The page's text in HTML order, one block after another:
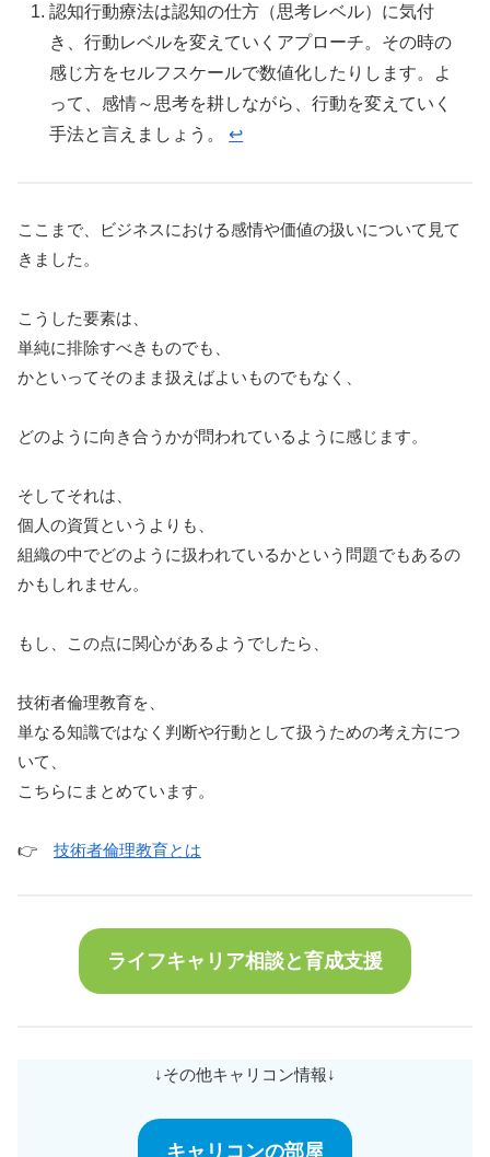
認知行動療法は認知の仕方（思考レベル）に気付
き、行動レベルを変えていくアプローチ。その時の
感じ方をセルフスケールで数値化したりします。よ
って、感情～思考を耕しながら、行動を変えていく
手法と言えましょう。↩︎
ここまで、ビジネスにおける感情や価値の扱いについて見て
きました。
こうした要素は、
単純に排除すべきものでも、
かといってそのまま扱えばよいものでもなく、
どのように向き合うかが問われているように感じます。
そしてそれは、
個人の資質というよりも、
組織の中でどのように扱われているかという問題でもあるの
かもしれません。
もし、この点に関心があるようでしたら、
技術者倫理教育を、
単なる知識ではなく判断や行動として扱うための考え方につ
いて、
こちらにまとめています。
👉 技術者倫理教育とは
ライフキャリア相談と育成支援
↓その他キャリコン情報↓
キャリコンの部屋